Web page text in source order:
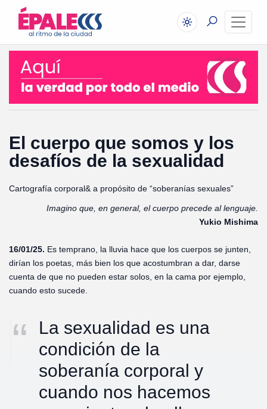
El cuerpo que somos y los
desafíos de la sexualidad
Cartografía corporal& a propósito de “soberanías sexuales”
Imagino que, en general, el cuerpo precede al lenguaje.
Yukio Mishima
16/01/25. Es temprano, la lluvia hace que los cuerpos se junten,
dirían los poetas, más bien los que acostumbran a dar, darse
cuenta de que no pueden estar solos, en la cama por ejemplo,
cuando esto sucede.
La sexualidad es una
condición de la
soberanía corporal y
cuando nos hacemos